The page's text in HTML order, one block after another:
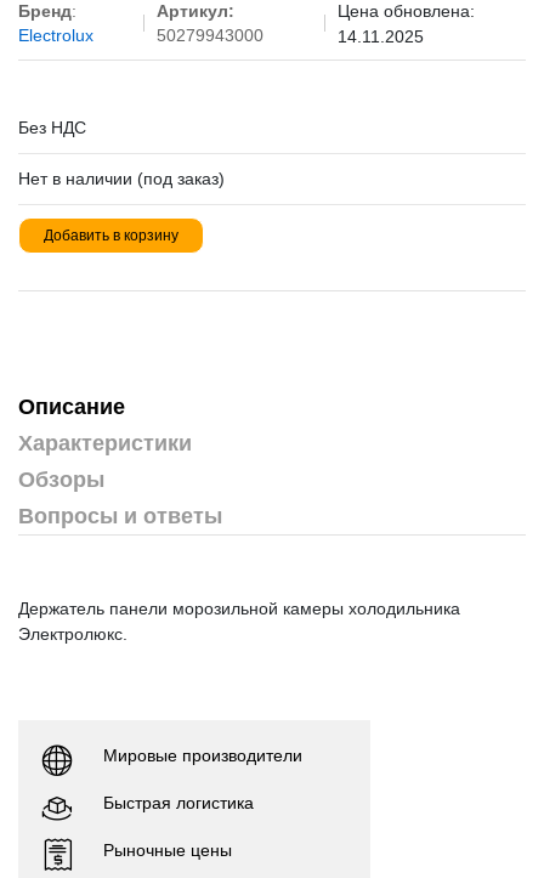
Бренд:
Electrolux
Артикул:
50279943000
Цена обновлена:
14.11.2025
Без НДС
Нет в наличии (под заказ)
Добавить в корзину
Описание
Характеристики
Обзоры
Вопросы и ответы
Держатель панели морозильной камеры холодильника
Электролюкс.
Мировые производители
Быстрая логистика
Рыночные цены